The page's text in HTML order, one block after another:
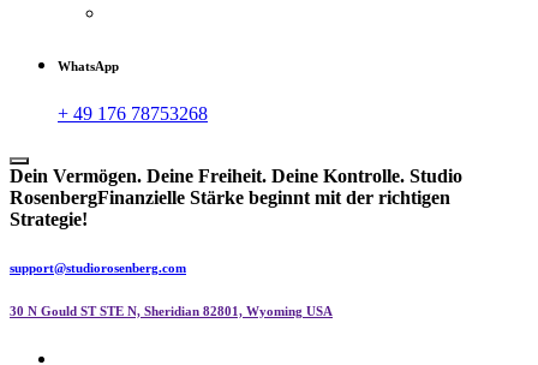
WhatsApp
+ 49 176 78753268
Dein Vermögen. Deine Freiheit. Deine Kontrolle. Studio
RosenbergFinanzielle Stärke beginnt mit der richtigen
Strategie!
support@studiorosenberg.com
30 N Gould ST STE N, Sheridian 82801, Wyoming USA